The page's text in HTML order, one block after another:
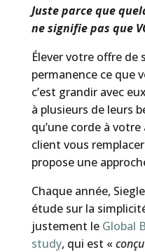
Juste parce que
ne signifie pas que
Élever votre offre de
permanence ce que
c’est grandir avec
à plusieurs de leurs
qu’une corde à
client vous
propose une
Chaque année,
étude sur la
justement le Global
study, qui est «